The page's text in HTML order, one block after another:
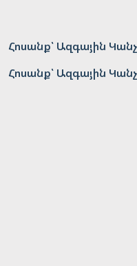
Հոսանք՝ Ազգային
Հոսանք՝ Ազգային